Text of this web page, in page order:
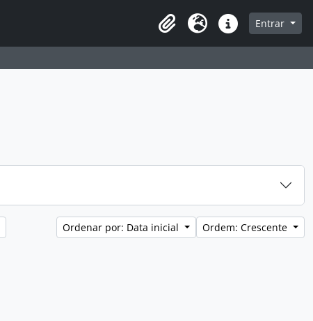
Clipboard
Idioma Atalhos Entrar
Ordenar por: Data inicial Ordem: Crescente